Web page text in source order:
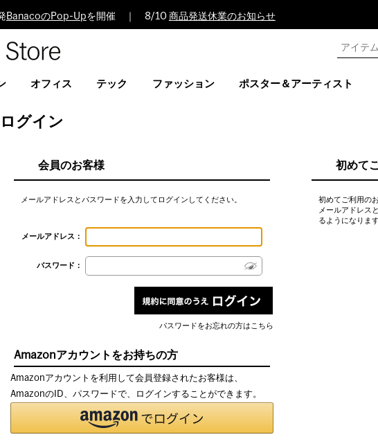
BanacoのPop-Upを開催 ｜ 8/10 商品発送休業のお知らせ
Design
オフィス テック ファッション ポスター＆アーティスト
ログイン
会員のお客様
メールアドレスとパスワードを入力してログインしてください。
メールアドレス：
パスワード：
パスワードをお忘れの方はこちら
初めて
初めてご利用の
メールアドレス
るようになります
Amazonアカウントをお持ちの方
Amazonアカウントを利用して会員登録されたお客様は、
AmazonのID、パスワードで、ログインすることができます。